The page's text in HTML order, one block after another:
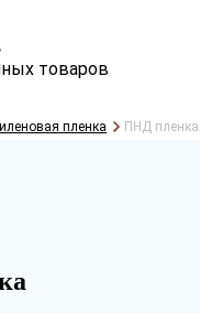
товаров
пленка ПНД пленка